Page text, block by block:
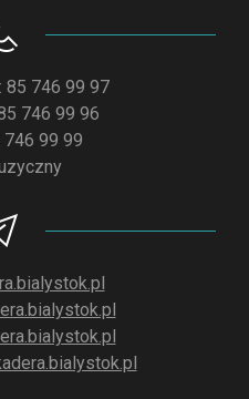
85 746 99 97
746 99 96
746 99 99